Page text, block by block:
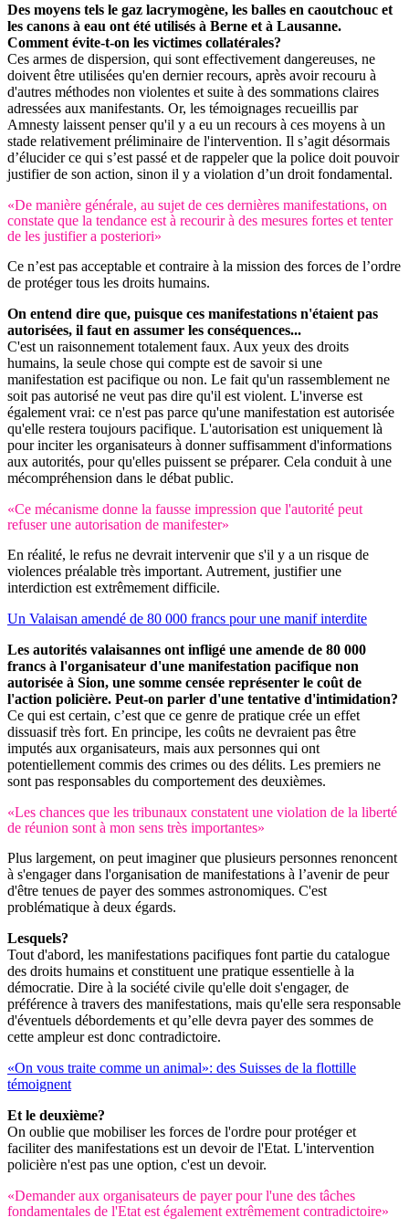
Des moyens tels le gaz lacrymogène, les balles en caoutchouc et
les canons à eau ont été utilisés à Berne et à Lausanne.
Comment évite-t-on les victimes collatérales?
Ces armes de dispersion, qui sont effectivement dangereuses, ne
doivent être utilisées qu'en dernier recours, après avoir recouru à
d'autres méthodes non violentes et suite à des sommations claires
adressées aux manifestants. Or, les témoignages recueillis par
Amnesty laissent penser qu'il y a eu un recours à ces moyens à un
stade relativement préliminaire de l'intervention. Il s’agit désormais
d’élucider ce qui s’est passé et de rappeler que la police doit pouvoir
justifier de son action, sinon il y a violation d’un droit fondamental.
«De manière générale, au sujet de ces dernières manifestations, on
constate que la tendance est à recourir à des mesures fortes et tenter
de les justifier a posteriori»
Ce n’est pas acceptable et contraire à la mission des forces de l’ordre
de protéger tous les droits humains.
On entend dire que, puisque ces manifestations n'étaient pas
autorisées, il faut en assumer les conséquences...
C'est un raisonnement totalement faux. Aux yeux des droits
humains, la seule chose qui compte est de savoir si une
manifestation est pacifique ou non. Le fait qu'un rassemblement ne
soit pas autorisé ne veut pas dire qu'il est violent. L'inverse est
également vrai: ce n'est pas parce qu'une manifestation est autorisée
qu'elle restera toujours pacifique. L'autorisation est uniquement là
pour inciter les organisateurs à donner suffisamment d'informations
aux autorités, pour qu'elles puissent se préparer. Cela conduit à une
mécompréhension dans le débat public.
«Ce mécanisme donne la fausse impression que l'autorité peut
refuser une autorisation de manifester»
En réalité, le refus ne devrait intervenir que s'il y a un risque de
violences préalable très important. Autrement, justifier une
interdiction est extrêmement difficile.
Un Valaisan amendé de 80 000 francs pour une manif interdite
Les autorités valaisannes ont infligé une amende de 80 000
francs à l'organisateur d'une manifestation pacifique non
autorisée à Sion, une somme censée représenter le coût de
l'action policière. Peut-on parler d'une tentative d'intimidation?
Ce qui est certain, c’est que ce genre de pratique crée un effet
dissuasif très fort. En principe, les coûts ne devraient pas être
imputés aux organisateurs, mais aux personnes qui ont
potentiellement commis des crimes ou des délits. Les premiers ne
sont pas responsables du comportement des deuxièmes.
«Les chances que les tribunaux constatent une violation de la liberté
de réunion sont à mon sens très importantes»
Plus largement, on peut imaginer que plusieurs personnes renoncent
à s'engager dans l'organisation de manifestations à l’avenir de peur
d'être tenues de payer des sommes astronomiques. C'est
problématique à deux égards.
Lesquels?
Tout d'abord, les manifestations pacifiques font partie du catalogue
des droits humains et constituent une pratique essentielle à la
démocratie. Dire à la société civile qu'elle doit s'engager, de
préférence à travers des manifestations, mais qu'elle sera responsable
d'éventuels débordements et qu’elle devra payer des sommes de
cette ampleur est donc contradictoire.
«On vous traite comme un animal»: des Suisses de la flottille
témoignent
Et le deuxième?
On oublie que mobiliser les forces de l'ordre pour protéger et
faciliter des manifestations est un devoir de l'Etat. L'intervention
policière n'est pas une option, c'est un devoir.
«Demander aux organisateurs de payer pour l'une des tâches
fondamentales de l'Etat est également extrêmement contradictoire»